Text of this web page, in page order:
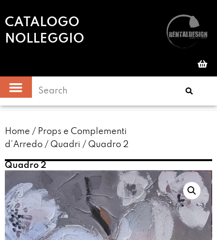
CATALOGO
NOLLEGGIO
Home / Props e Complementi
d'Arredo / Quadri / Quadro 2
Quadro 2